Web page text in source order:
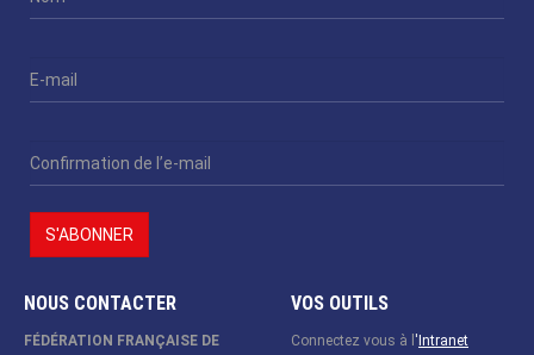
NOUS CONTACTER
FÉDÉRATION FRANÇAISE DE
VOS OUTILS
Connectez vous à l ' Intranet